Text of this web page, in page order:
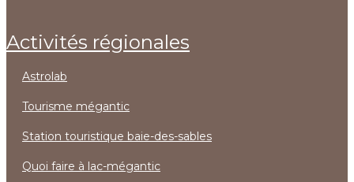
activités régionales
astrolab
tourisme mégantic
station touristique baie-des-sables
quoi faire à lac-mégantic